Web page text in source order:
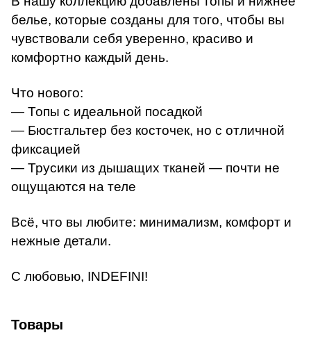
белье, которые созданы для того, чтобы вы
чувствовали себя уверенно, красиво и
комфортно каждый день.
Что нового:
— Топы с идеальной посадкой
— Бюстгальтер без косточек, но с отличной
фиксацией
— Трусики из дышащих тканей — почти не
ощущаются на теле
Всё, что вы любите: минимализм, комфорт и
нежные детали.
С любовью, INDEFINI!
Товары